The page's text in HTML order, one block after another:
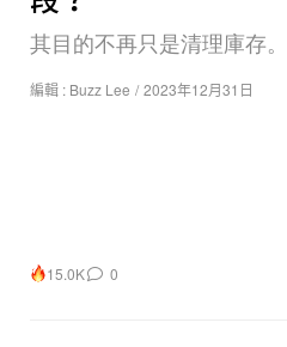
其目的不再只是清理庫存。
編輯 : Buzz Lee / 2023年12月31日
15.0K 0